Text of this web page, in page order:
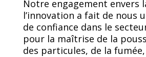
Notre engagement envers
l’innovation a fait de nous
de confiance dans le
pour la maîtrise de la
des particules, de la